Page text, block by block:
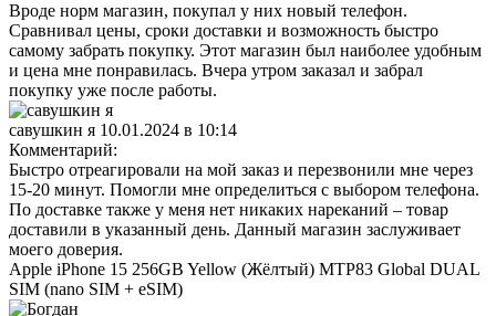
Вроде норм магазин, покупал у них новый телефон.
Сравнивал цены, сроки доставки и возможность быстро
самому забрать покупку. Этот магазин был наиболее удобным
и цена мне понравилась. Вчера утром заказал и забрал
покупку уже после работы.
савушкин я 10.01.2024 в 10:14
Комментарий:
Быстро отреагировали на мой заказ и перезвонили мне через
15-20 минут. Помогли мне определиться с выбором телефона.
По доставке также у меня нет никаких нареканий – товар
доставили в указанный день. Данный магазин заслуживает
моего доверия.
Apple iPhone 15 256GB Yellow (Жёлтый) MTP83 Global DUAL
SIM (nano SIM + eSIM)